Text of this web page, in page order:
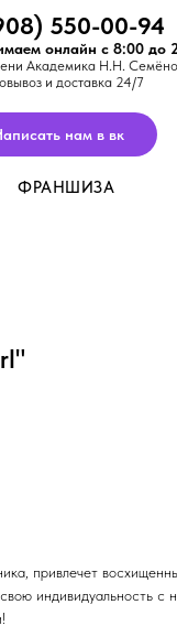
550-00-94
онлайн с 8:00 до
Академика Н.Н.
и доставка 24/7
нам в вк
ФРАНШИЗА
привлечет
индивидуальность с